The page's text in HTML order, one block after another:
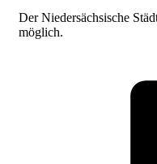
Der Niedersächsische
möglich.